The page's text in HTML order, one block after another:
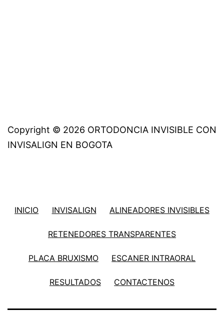
Copyright © 2026 ORTODONCIA INVISIBLE CON
INVISALIGN EN BOGOTA
INICIO INVISALIGN ALINEADORES INVISIBLES
RETENEDORES TRANSPARENTES
PLACA BRUXISMO ESCANER INTRAORAL
RESULTADOS CONTACTENOS